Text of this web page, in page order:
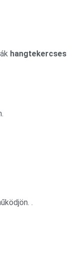
hangtekercses
.